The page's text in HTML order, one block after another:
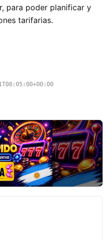
para poder planificar y
tarifarias.